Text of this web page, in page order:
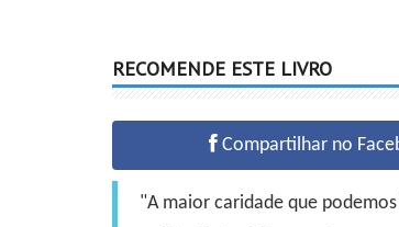
RECOMENDE ESTE LIVRO
Compartilhar no
"A maior caridade que